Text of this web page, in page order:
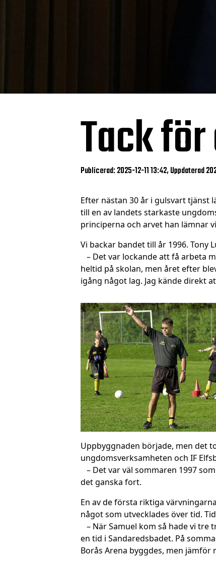
Tack
Publicerad: 2025-12-11 13:42, Uppdaterad
Efter nästan 30 år i gulsvart tjänst
till en av landets starkaste
principerna och arvet han lämnar
Vi backar bandet till år 1996. Tony
– Det var lockande att få arbeta
heltid på skolan, men året efter
igång något lag. Jag kände direkt
Uppbyggnaden började, men det
ungdomsverksamheten och IF
– Det var väl sommaren 1997
det ganska fort.
En av de första riktiga
något som utvecklades över tid.
– När Samuel kom så hade vi
en tid i Sandaredsbadet. På
Borås Arena byggdes, men